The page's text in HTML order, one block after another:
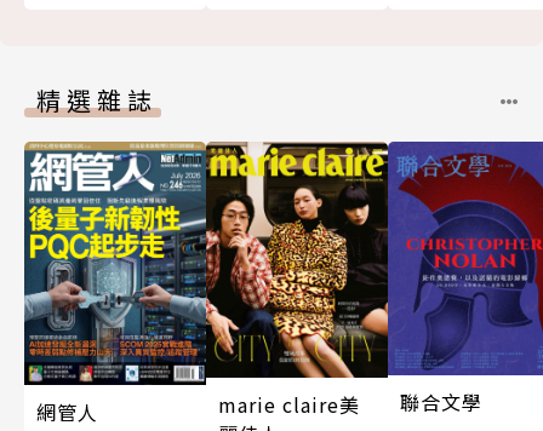
精選雜誌
網管人
marie claire美
聯合文學